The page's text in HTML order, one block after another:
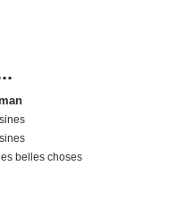
belles choses